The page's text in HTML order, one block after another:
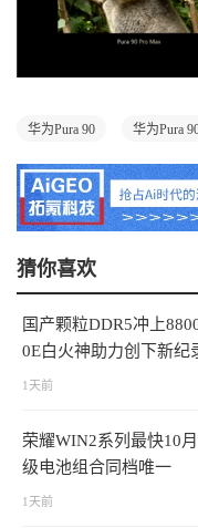
华为Pura 90 华为Pura
猜你喜欢
国产颗粒DDR5冲上
0E白火神助力创下新纪
1天前
荣耀WIN2系列最快10
级电池组合同档唯一
1天前